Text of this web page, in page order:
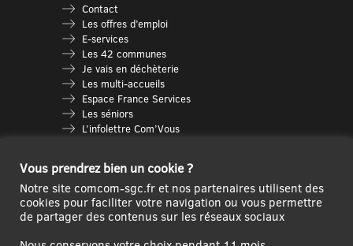
Contact
Les offres d’emploi
E-services
Les 42 communes
Je vais en déchèterie
Les multi-accueils
Espace France Services
Les séniors
L’infolettre Com’Vous
Vous prendrez bien un cookie ?
Notre site comcom-sgc.fr et nos partenaires utilisent des
cookies pour faciliter votre navigation ou vous permettre
de partager des contenus sur les réseaux sociaux